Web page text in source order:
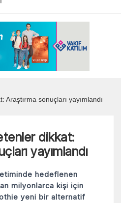
sonuçları yayımlandı
dikkat:
yayımlandı
hedeflenen
milyonlarca kişi için
yeni bir alternatif